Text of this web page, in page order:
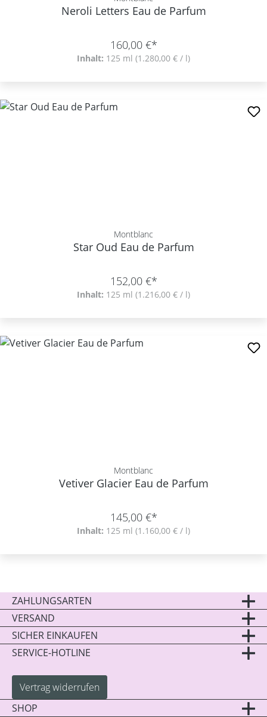
Neroli Letters Eau de Parfum
160,00 €*
Inhalt: 125 ml (1.280,00 € / l)
Montblanc
Star Oud Eau de Parfum
152,00 €*
Inhalt: 125 ml (1.216,00 € / l)
Montblanc
Vetiver Glacier Eau de Parfum
145,00 €*
Inhalt: 125 ml (1.160,00 € / l)
ZAHLUNGSARTEN
VERSAND
SICHER EINKAUFEN
SERVICE-HOTLINE
Vertrag widerrufen
SHOP